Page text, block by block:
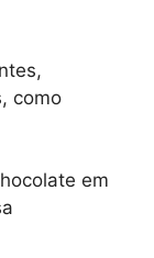
como
em